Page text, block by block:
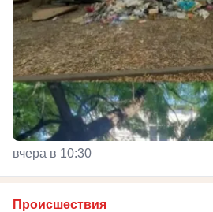
вчера в 10:30
Происшествия